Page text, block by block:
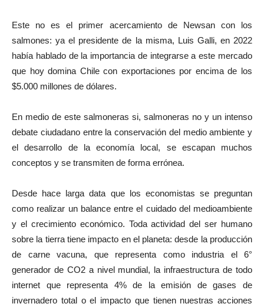
Este no es el primer acercamiento de Newsan con los
salmones: ya el presidente de la misma, Luis Galli, en 2022
había hablado de la importancia de integrarse a este mercado
que hoy domina Chile con exportaciones por encima de los
$5.000 millones de dólares.
En medio de este salmoneras si, salmoneras no y un intenso
debate ciudadano entre la conservación del medio ambiente y
el desarrollo de la economía local, se escapan muchos
conceptos y se transmiten de forma errónea.
Desde hace larga data que los economistas se preguntan
como realizar un balance entre el cuidado del medioambiente
y el crecimiento económico. Toda actividad del ser humano
sobre la tierra tiene impacto en el planeta: desde la producción
de carne vacuna, que representa como industria el 6°
generador de CO2 a nivel mundial, la infraestructura de todo
internet que representa 4% de la emisión de gases de
invernadero total o el impacto que tienen nuestras acciones